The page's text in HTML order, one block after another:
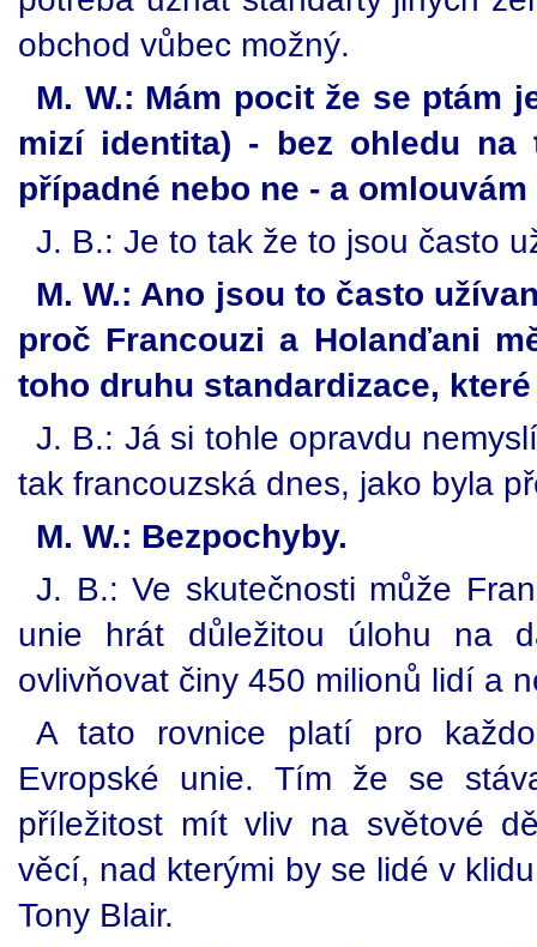
obchod vůbec možný.
M. W.: Mám pocit že se ptám
mizí identita) - bez ohledu
případné nebo ne - a
J. B.: Je to tak že to jsou často
M. W.: Ano jsou to často
proč Francouzi a Holanďani
toho druhu standardizace,
J. B.: Já si tohle opravdu
tak francouzská dnes, jako byla
M. W.: Bezpochyby.
J. B.: Ve skutečnosti může
unie hrát důležitou úlohu na
ovlivňovat činy 450 milionů lidí a
A tato rovnice platí pro
Evropské unie. Tím že se
příležitost mít vliv na světové
věcí, nad kterými by se lidé v
Tony Blair.